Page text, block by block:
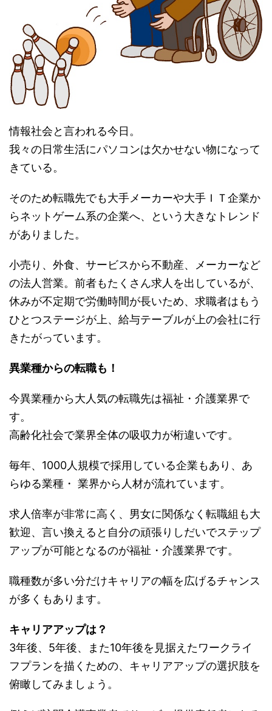
情報社会と言われる今日。
我々の日常生活にパソコンは欠かせない物になって
きている。
そのため転職先でも大手メーカーや大手ＩＴ企業か
らネットゲーム系の企業へ、という大きなトレンド
がありました。
小売り、外食、サービスから不動産、メーカーなど
の法人営業。前者もたくさん求人を出しているが、
休みが不定期で労働時間が長いため、求職者はもう
ひとつステージが上、給与テーブルが上の会社に行
きたがっています。
異業種からの転職も！
今異業種から大人気の転職先は福祉・介護業界で
す。
高齢化社会で業界全体の吸収力が桁違いです。
毎年、1000人規模で採用している企業もあり、あ
らゆる業種・ 業界から人材が流れています。
求人倍率が非常に高く、男女に関係なく転職組も大
歓迎、言い換えると自分の頑張りしだいでステップ
アップが可能となるのが福祉・介護業界です。
職種数が多い分だけキャリアの幅を広げるチャンス
が多くもあります。
キャリアアップは？
3年後、5年後、また10年後を見据えたワークライ
フプランを描くための、キャリアアップの選択肢を
俯瞰してみましょう。